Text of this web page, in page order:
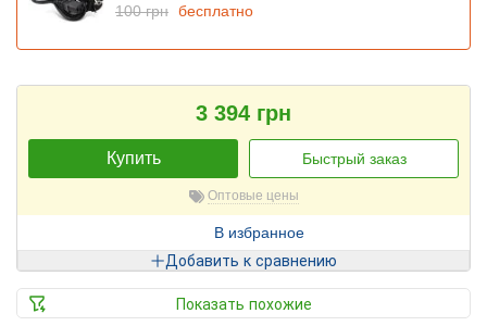
100 грн бесплатно
3 394 грн
Купить Быстрый заказ
Оптовые цены
В избранное
Добавить к сравнению
Показать похожие